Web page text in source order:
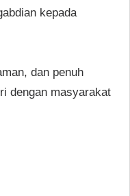
kepada
dan penuh
dengan masyarakat